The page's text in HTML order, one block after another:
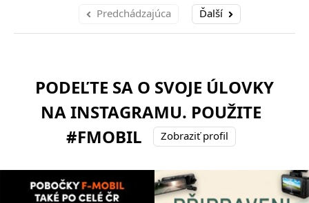
Predchádzajúca Ďalší
PODEĽTE SA O SVOJE ÚLOVKY
NA INSTAGRAMU. POUŽITE
#FMOBIL
Zobraziť profil